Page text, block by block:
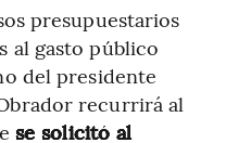
presupuestarios
al gasto público
del presidente
recurrirá al
se solicitó al